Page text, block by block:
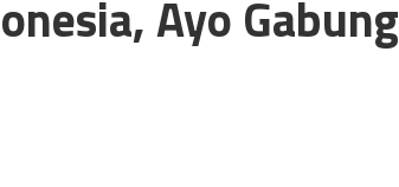
Ayo Gabung